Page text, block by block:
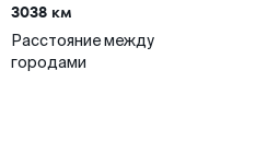
3038 км
Расстояние между
городами